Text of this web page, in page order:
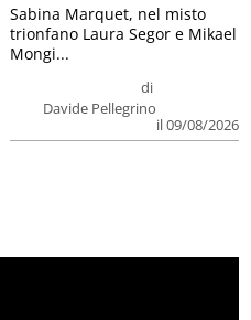
di
Davide Pellegrino
il 09/08/2026
Sabina Marquet, nel misto
trionfano Laura Segor e Mikael
Mongi...